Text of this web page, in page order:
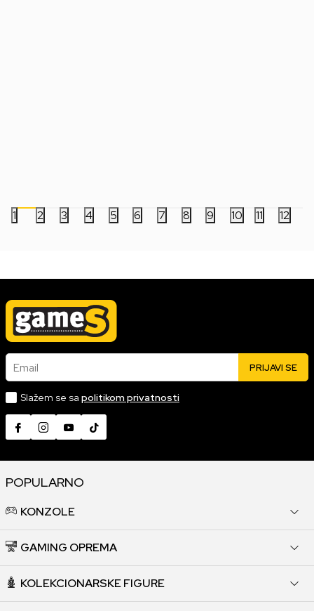
1 2 3 4 5 6 7 8 9 10 11 12
Email PRIJAVI SE
Slažem se sa politikom privatnosti
POPULARNO
KONZOLE
GAMING OPREMA
KOLEKCIONARSKE FIGURE